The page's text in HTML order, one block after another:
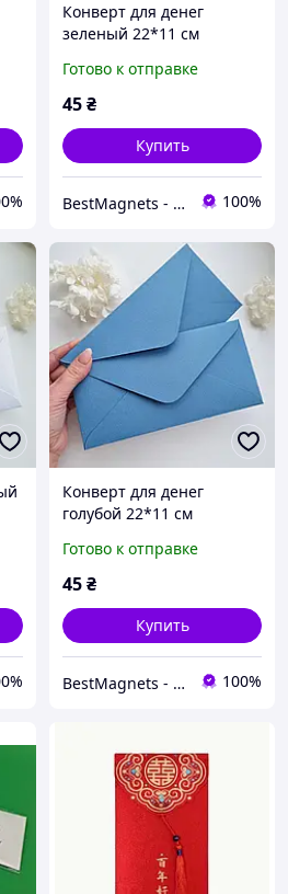
Конверт для денег
зеленый 22*11 см
Готово к отправке
45₴
Купить
BestMagnets - производство магнитно-сувенирной продукции 100%
Конверт для денег
голубой 22*11 см
Готово к отправке
45₴
Купить
BestMagnets - производство магнитно-сувенирной продукции 100%